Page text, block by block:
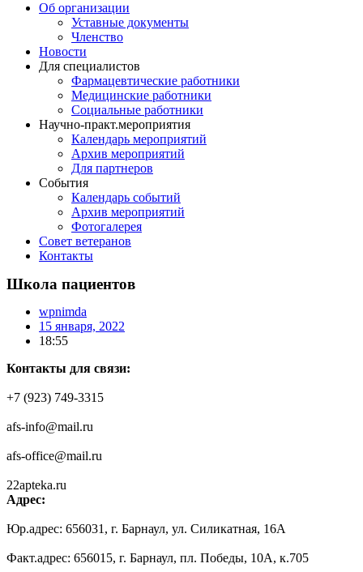
Об организации
Уставные документы
Членство
Новости
Для специалистов
Фармацевтические работники
Медицинские работники
Социальные работники
Научно-практ.мероприятия
Календарь мероприятий
Архив мероприятий
Для партнеров
События
Календарь событий
Архив мероприятий
Фотогалерея
Совет ветеранов
Контакты
Школа пациентов
wpnimda
15 января, 2022
18:55
Контакты для связи:
+7 (923) 749-3315
afs-info@mail.ru
afs-office@mail.ru
22apteka.ru
Адрес:
Юр.адрес: 656031, г. Барнаул, ул. Силикатная, 16А
Факт.адрес: 656015, г. Барнаул, пл. Победы, 10А, к.705